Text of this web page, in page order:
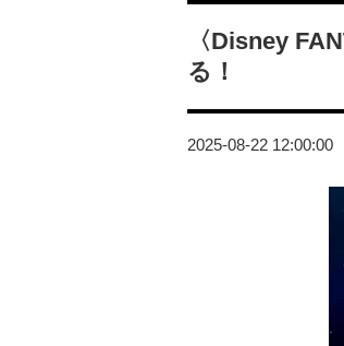
〈Disney
る！
2025-08-22 12:00:00